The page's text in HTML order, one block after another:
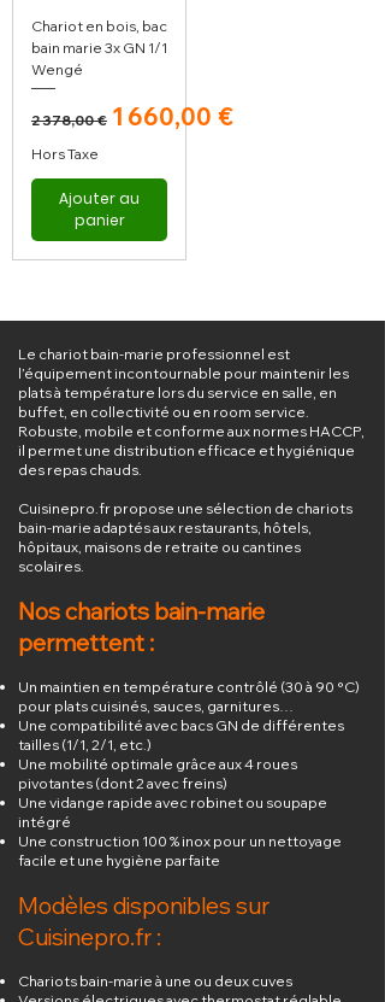
Chariot en bois, bac
bain marie 3x GN 1/1
Wengé
Prix original
2 378,00 € Prix promotionnel
1 660,00 €
Hors Taxe
Ajouter au
panier
Le chariot bain-marie professionnel est
l’équipement incontournable pour maintenir les
plats à température lors du service en salle, en
buffet, en collectivité ou en room service.
Robuste, mobile et conforme aux normes HACCP,
il permet une distribution efficace et hygiénique
des repas chauds.
Cuisinepro.fr propose une sélection de chariots
bain-marie adaptés aux restaurants, hôtels,
hôpitaux, maisons de retraite ou cantines
scolaires.
Nos chariots bain-marie
permettent :
Un maintien en température contrôlé (30 à 90 °C)
pour plats cuisinés, sauces, garnitures…
Une compatibilité avec bacs GN de différentes
tailles (1/1, 2/1, etc.)
Une mobilité optimale grâce aux 4 roues
pivotantes (dont 2 avec freins)
Une vidange rapide avec robinet ou soupape
intégré
Une construction 100 % inox pour un nettoyage
facile et une hygiène parfaite
Modèles disponibles sur
Cuisinepro.fr :
Chariots bain-marie à une ou deux cuves